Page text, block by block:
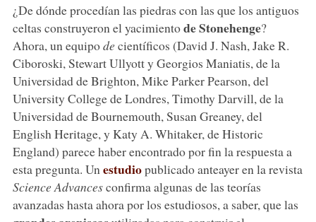
¿De dónde procedían las piedras con las que los antiguos
celtas construyeron el yacimientode Stonehenge?
Ahora, un equipodecientíficos (David J. Nash, Jake R.
Ciboroski, Stewart Ullyott y Georgios Maniatis, de la
Universidad de Brighton, Mike Parker Pearson, del
University College de Londres, Timothy Darvill, de la
Universidad de Bournemouth, Susan Greaney, del
English Heritage, y Katy A. Whitaker, de Historic
England) parece haber encontrado por fin la respuesta a
esta pregunta. Un estudiopublicado anteayer en la revista
Science Advancesconfirma algunas de las teorías
avanzadas hasta ahora por los estudiosos, a saber, que las